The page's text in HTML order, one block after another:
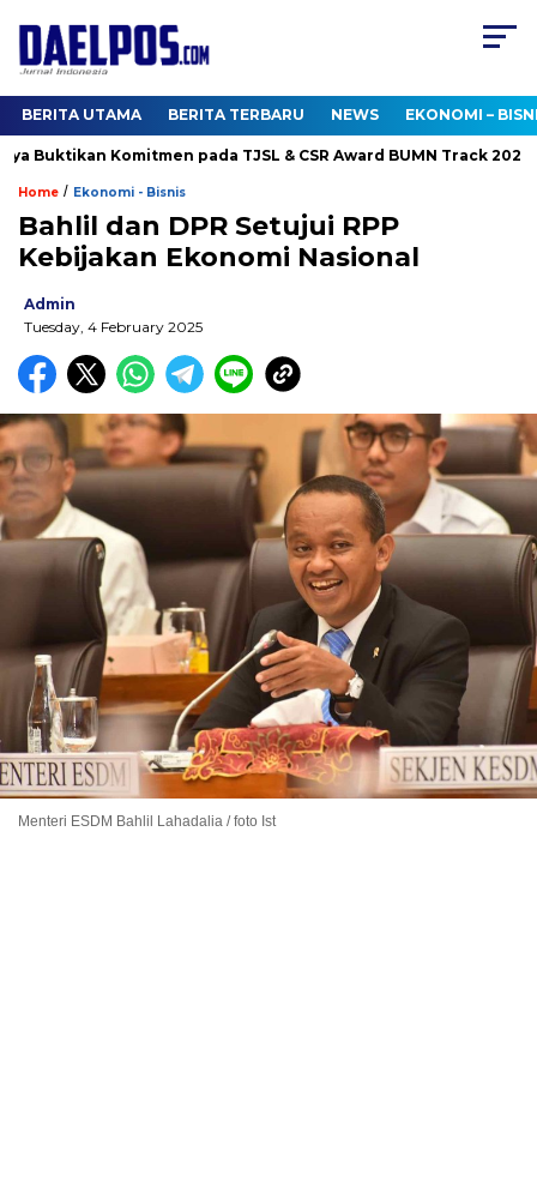
BERITA UTAMA BERITA TERBARU NEWS EKONOMI –
Komitmen pada TJSL & CSR Award BUMN Track 2026
Home / Ekonomi - Bisnis
Bahlil dan DPR Setujui RPP
Kebijakan Ekonomi Nasional
Admin
Tuesday, 4 February 2025
Menteri ESDM Bahlil Lahadalia / foto Ist